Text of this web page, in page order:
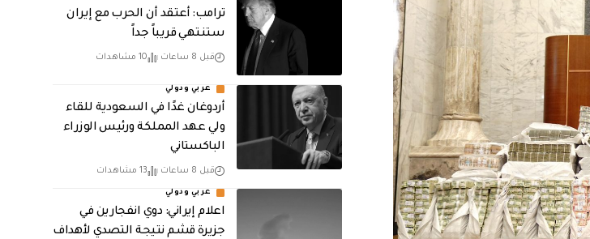
‏ترامب: أعتقد أن الحرب مع إيران
ستنتهي قريباً جداً
قبل 8 ساعات 10 مشاهدات
عربي ودولي
أردوغان غدًا في السعودية للقاء
ولي عهد المملكة ورئيس الوزراء
الباكستاني
قبل 8 ساعات 13 مشاهدات
عربي ودولي
اعلام إيراني: دوي انفجارين في
جزيرة قشم نتيجة التصدي لأهداف